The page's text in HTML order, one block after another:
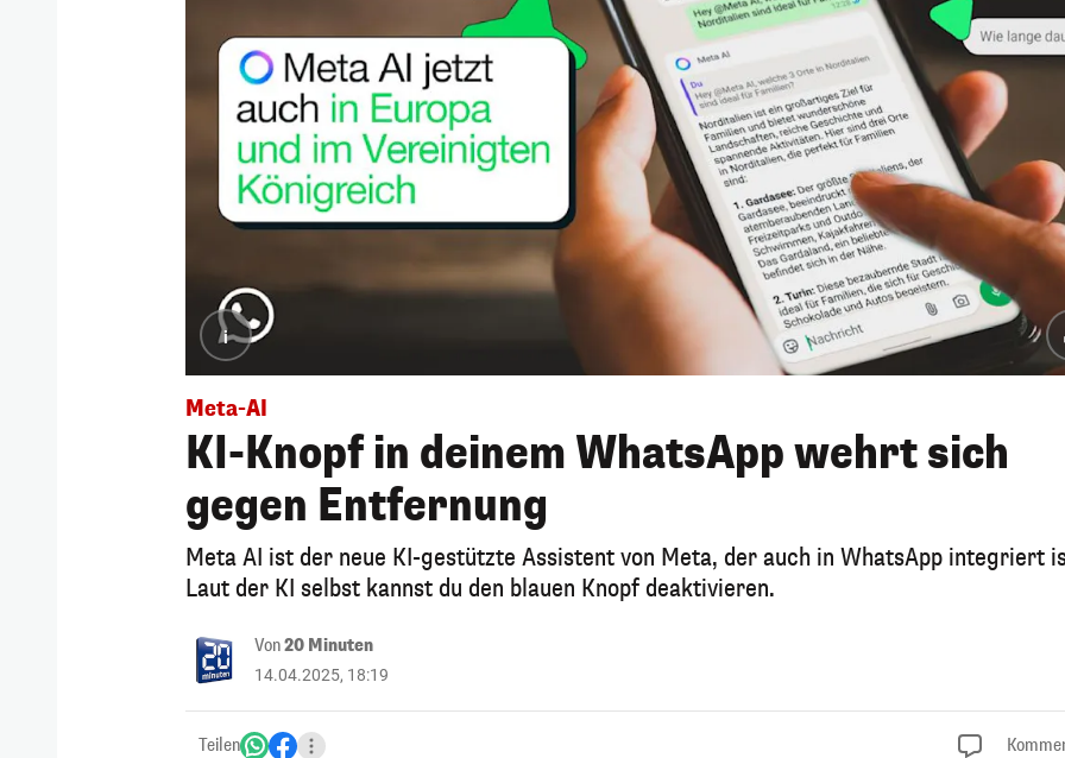
i
Meta-AI
KI-Knopf in deinem WhatsApp wehrt sich
gegen Entfernung
Meta AI ist der neue KI-gestützte Assistent von Meta, der auch in WhatsApp integriert
Laut der KI selbst kannst du den blauen Knopf deaktivieren.
Von20 Minuten
14.04.2025, 18:19
Teilen